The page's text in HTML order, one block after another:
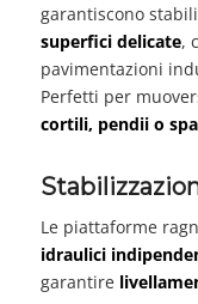
garantiscono
superfici delicate,
pavimentazioni
Perfetti per
cortili, pendii o
Le piattaforme
idraulici
garantire